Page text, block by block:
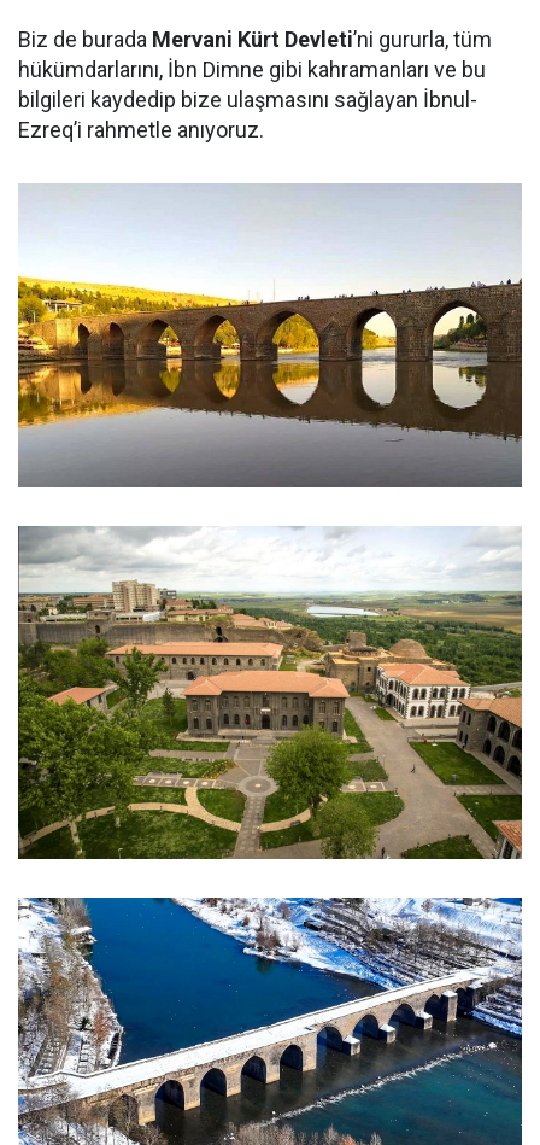
Biz de burada Mervani Kürt Devleti’ni gururla, tüm
hükümdarlarını, İbn Dimne gibi kahramanları ve bu
bilgileri kaydedip bize ulaşmasını sağlayan İbnul-
Ezreq’i rahmetle anıyoruz.